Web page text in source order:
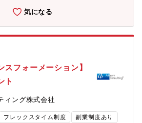
ング戦略支援 － セールス改革 － 統合後
グ戦略再構築・新規事業開発支援・AI / DX
産性向上支援など多岐に渡ります。社会
テナビリティ/地方創生/エネルギー自給自
するプロジェクトが多いのも特徴です。
める業務当社で働く魅力1）手触り感のあ
支援は戦略立案や機能の提供のみにとどま
で関与します。成果主義×現場主義によ
に成果を届け、中長期的な企業の進化・
ていることを実感できます。2）未経験か
がつき、週次の1on1で徹底した振り返りを
り組む企業は年々増えている一方で、社会
新たな事業の柱にまで育つ新規事業が生み
くはありません。企業内における新規事
ら事業を創出する感性やスキル、経営層
織調整力、事業リーダ人材の多大な時間
です。リブ・コンサルティングは多くの
規事業開発支援から得た知見と、独自で研
を活用したメソッドをかけ合わせ、新規事
リューションを提供します。本支援によ
イデア創出、事業性評価による10件への事
の事業開発シミュレーションが実現可能
・プロジェクト事例人間の知性を超えるイ
気になる
スフォーメーション】
ト
ィング株式会社
フレックスタイム制度 副業制度あり